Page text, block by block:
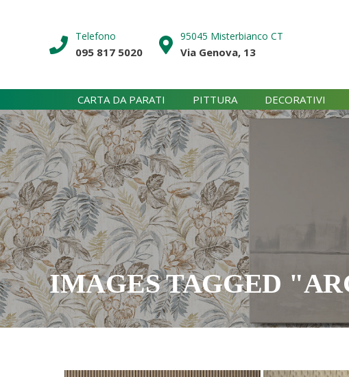
Telefono
095 817 5020
95045 Misterbianco CT
Via Genova, 13
CARTA DA PARATI PITTURA DECORATIVI
IMAGES TAGGED